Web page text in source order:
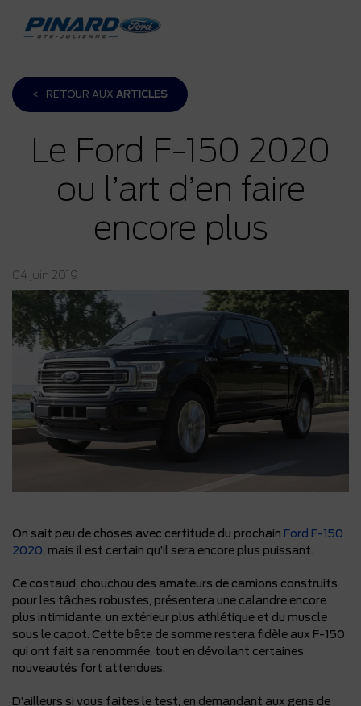
< RETOUR AUX ARTICLES
Le Ford F-150 2020
ou l’art d’en faire
encore plus
04 juin 2019
On sait peu de choses avec certitude du prochain Ford F-150
2020, mais il est certain qu’il sera encore plus puissant.
Ce costaud, chouchou des amateurs de camions construits
pour les tâches robustes, présentera une calandre encore
plus intimidante, un extérieur plus athlétique et du muscle
sous le capot. Cette bête de somme restera fidèle aux F-150
qui ont fait sa renommée, tout en dévoilant certaines
nouveautés fort attendues.
D’ailleurs si vous faites le test, en demandant aux gens de